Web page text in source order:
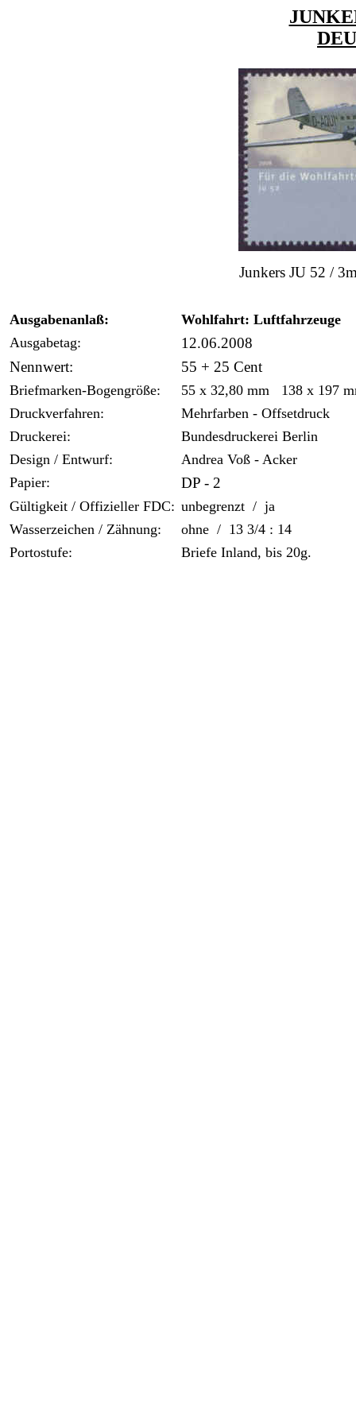
Junkers JU 52 /
Ausgabenanlaß:
Wohlfahrt: Luftfahrzeuge
Ausgabetag:
12.06.2008
Nennwert:
55 + 25 Cent
Briefmarken-Bogengröße:
55 x 32,80 mm 138 x 197
Druckverfahren:
Mehrfarben - Offsetdruck
Druckerei:
Bundesdruckerei Berlin
Design / Entwurf:
Andrea Voß - Acker
Papier:
DP - 2
Gültigkeit / Offizieller FDC: unbegrenzt / ja
Wasserzeichen / Zähnung:
ohne / 13 3/4 : 14
Portostufe:
Briefe Inland, bis 20g.